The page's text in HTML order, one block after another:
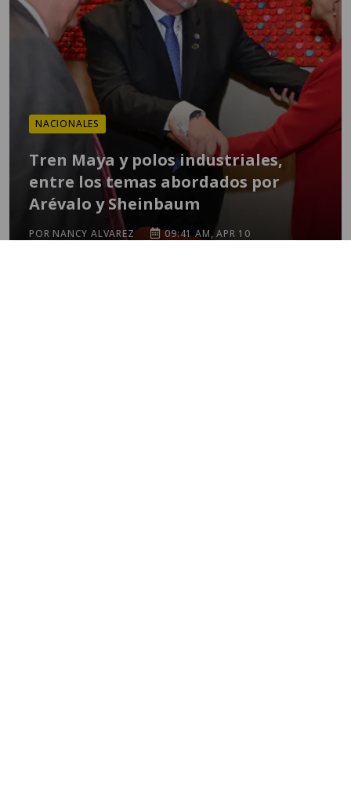
NACIONALES
Tren Maya y polos industriales,
entre los temas abordados por
Arévalo y Sheinbaum
POR NANCY ALVAREZ 09:41 AM, APR 10